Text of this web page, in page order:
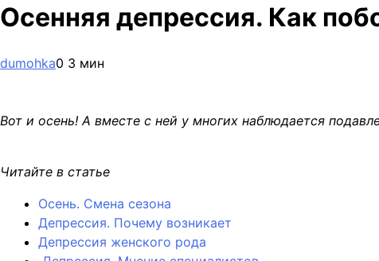
Осенняя депрессия. Как
dumohka0 3 мин
Вот и осень! А вместе с ней у многих наблюдается
Читайте в статье
Осень. Смена сезона
Депрессия. Почему возникает
Депрессия женского рода